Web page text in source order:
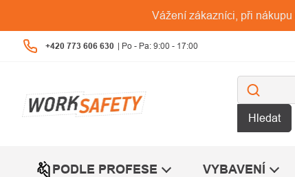
obsah
Vážení zákazníci, při
+420 773 606 630
Hledat
PODLE PROFESE VYBAVENÍ